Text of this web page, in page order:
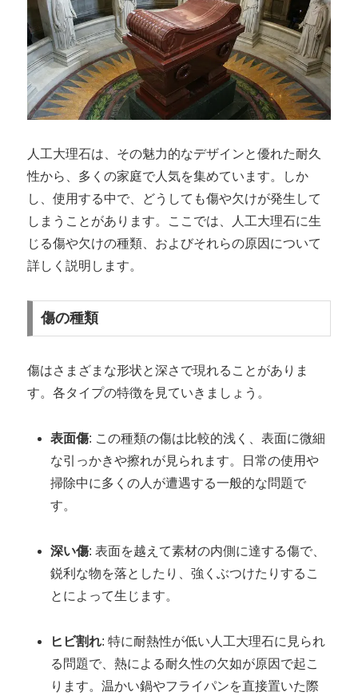
人工大理石は、その魅力的なデザインと優れた耐久
性から、多くの家庭で人気を集めています。しか
し、使用する中で、どうしても傷や欠けが発生して
しまうことがあります。ここでは、人工大理石に生
じる傷や欠けの種類、およびそれらの原因について
詳しく説明します。
傷の種類
傷はさまざまな形状と深さで現れることがありま
す。各タイプの特徴を見ていきましょう。
表面傷: この種類の傷は比較的浅く、表面に微細
な引っかきや擦れが見られます。日常の使用や
掃除中に多くの人が遭遇する一般的な問題で
す。
深い傷: 表面を越えて素材の内側に達する傷で、
鋭利な物を落としたり、強くぶつけたりするこ
とによって生じます。
ヒビ割れ: 特に耐熱性が低い人工大理石に見られ
る問題で、熱による耐久性の欠如が原因で起こ
ります。温かい鍋やフライパンを直接置いた際